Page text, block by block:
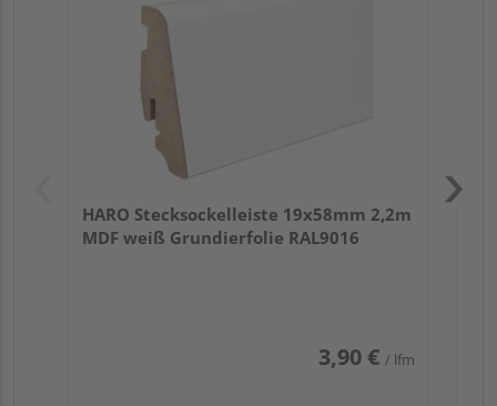
HARO Stecksockelleiste 19x58mm 2,2m
MDF weiß Grundierfolie RAL9016
3,90 € / lfm